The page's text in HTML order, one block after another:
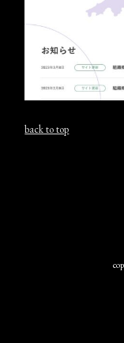
back to top